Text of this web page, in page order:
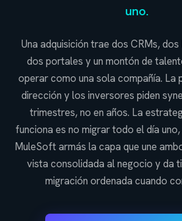
uno.
Una adquisición trae dos CRMs, dos
dos portales y un montón de
operar como una sola compañía. La
dirección y los inversores piden
trimestres, no en años. La
funciona es no migrar todo el día
MuleSoft armás la capa que une
vista consolidada al negocio y da
migración ordenada cuando